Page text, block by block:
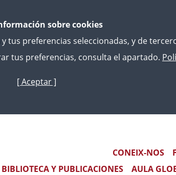
Skip
main
sobre cookies
preferencias seleccionadas, y de
tus preferencias, consulta el apartado.
[ Aceptar ]
Main navigation
CONEIX-NOS
BIBLIOTECA Y PUBLICACIONES
AULA
d'Estudis